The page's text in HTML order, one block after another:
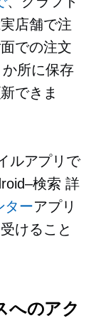
店舗で注
での注文
所に保存
できま
ルアプリで
検索 詳
ターアプリ
けること
へのアク